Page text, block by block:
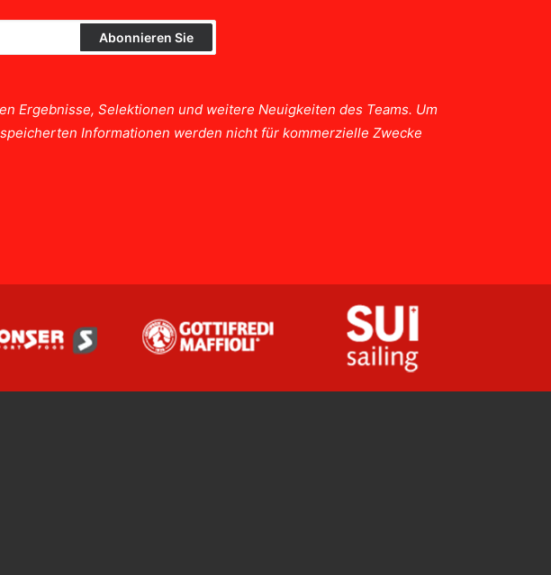
Ergebnisse, Selektionen und weitere Neuigkeiten des Teams. Um
Informationen werden nicht für kommerzielle Zwecke